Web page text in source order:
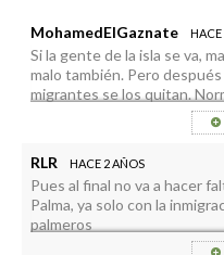
MohamedElGaznate HACE
Si la gente de la isla se va,
malo también. Pero
migrantes se los quitan.
la isla solo quiere la escoba
cuatro años a cambio del
RLR HACE 2 AÑOS
Pues al final no va a hacer
Palma, ya solo con la
palmeros